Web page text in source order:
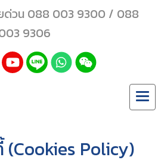
ด่วน 088 003 9300 / 088
9306
(Cookies Policy)